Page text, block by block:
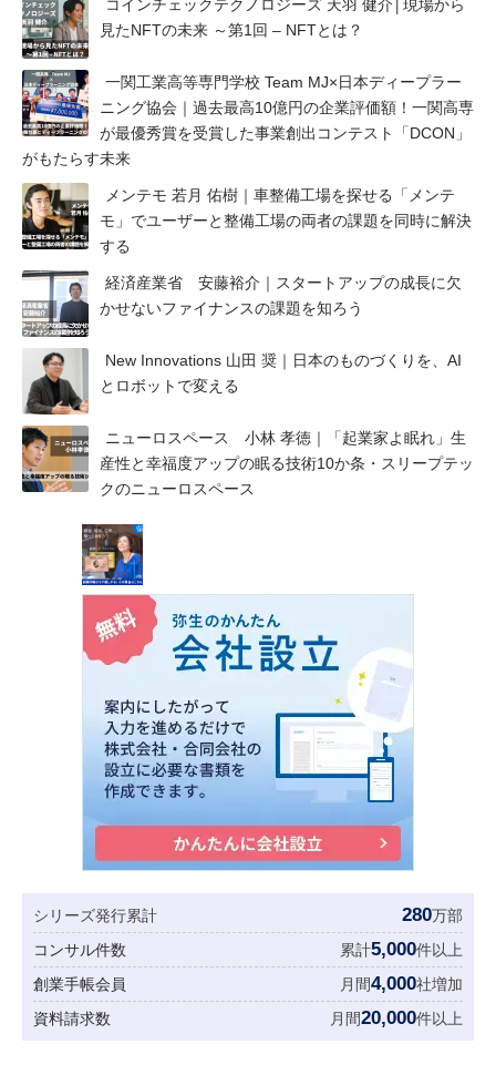
コインチェックテクノロジーズ 天羽 健介│現場から
見たNFTの未来 ～第1回 – NFTとは？
⼀関⼯業⾼等専⾨学校 Team MJ×日本ディープラー
ニング協会｜過去最高10億円の企業評価額！一関高専
が最優秀賞を受賞した事業創出コンテスト「DCON」
がもたらす未来
メンテモ 若月 佑樹｜車整備工場を探せる「メンテ
モ」でユーザーと整備工場の両者の課題を同時に解決
する
経済産業省 安藤裕介｜スタートアップの成長に欠
かせないファイナンスの課題を知ろう
New Innovations 山田 奨｜日本のものづくりを、AI
とロボットで変える
ニューロスペース 小林 孝徳｜「起業家よ眠れ」生
産性と幸福度アップの眠る技術10か条・スリープテッ
クのニューロスペース
シリーズ発行累計 280万部
コンサル件数
累計5,000件以上
創業手帳会員
月間4,000社増加
資料請求数
月間20,000件以上